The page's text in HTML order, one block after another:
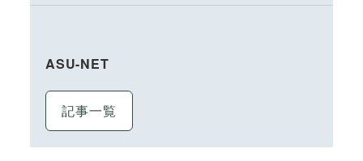
ASU-NET
記事一覧